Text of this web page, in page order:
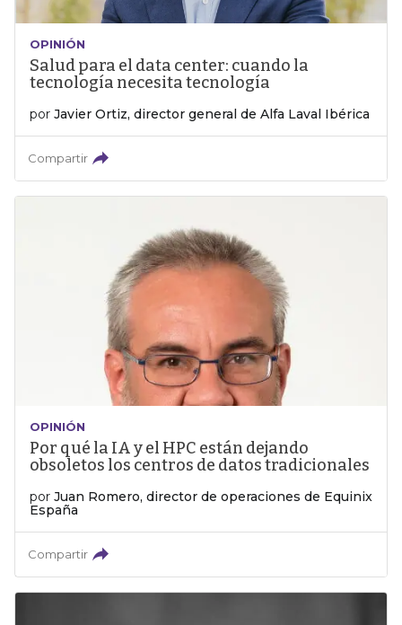
OPINIÓN
Salud para el data center: cuando la
tecnología necesita tecnología
por Javier Ortiz, director general de Alfa Laval Ibérica
Compartir
OPINIÓN
Por qué la IA y el HPC están dejando
obsoletos los centros de datos tradicionales
por Juan Romero, director de operaciones de Equinix
España
Compartir